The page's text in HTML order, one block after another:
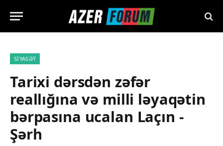
SIYASƏT
Tarixi dərsdən zəfər
reallığına və milli ləyaqətin
bərpasına ucalan Laçın -
Şərh